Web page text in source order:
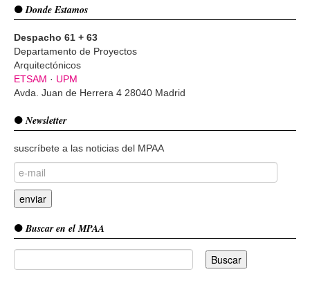
Donde Estamos
Despacho 61 + 63
Departamento de Proyectos
Arquitectónicos
ETSAM · UPM
Avda. Juan de Herrera 4 28040 Madrid
Newsletter
suscríbete a las noticias del MPAA
Buscar en el MPAA